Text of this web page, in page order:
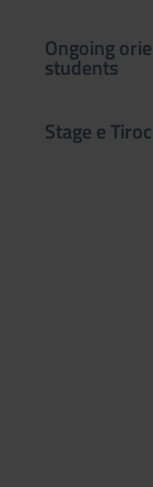
Ongoing
students
Stage e